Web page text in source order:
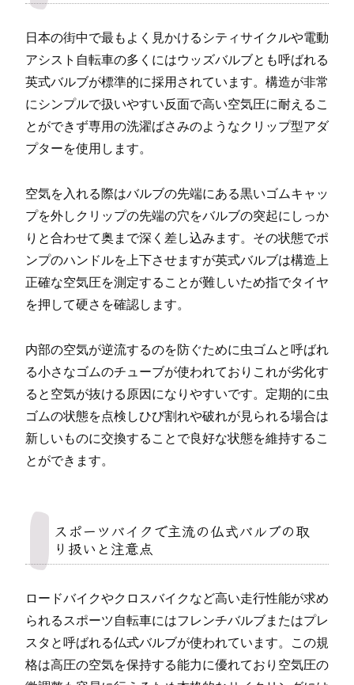
日本の街中で最もよく見かけるシティサイクルや電動
アシスト自転車の多くにはウッズバルブとも呼ばれる
英式バルブが標準的に採用されています。構造が非常
にシンプルで扱いやすい反面で高い空気圧に耐えるこ
とができず専用の洗濯ばさみのようなクリップ型アダ
プターを使用します。
空気を入れる際はバルブの先端にある黒いゴムキャッ
プを外しクリップの先端の穴をバルブの突起にしっか
りと合わせて奥まで深く差し込みます。その状態でポ
ンプのハンドルを上下させますが英式バルブは構造上
正確な空気圧を測定することが難しいため指でタイヤ
を押して硬さを確認します。
内部の空気が逆流するのを防ぐために虫ゴムと呼ばれ
る小さなゴムのチューブが使われておりこれが劣化す
ると空気が抜ける原因になりやすいです。定期的に虫
ゴムの状態を点検しひび割れや破れが見られる場合は
新しいものに交換することで良好な状態を維持するこ
とができます。
スポーツバイクで主流の仏式バルブの取
り扱いと注意点
ロードバイクやクロスバイクなど高い走行性能が求め
られるスポーツ自転車にはフレンチバルブまたはプレ
スタと呼ばれる仏式バルブが使われています。この規
格は高圧の空気を保持する能力に優れており空気圧の